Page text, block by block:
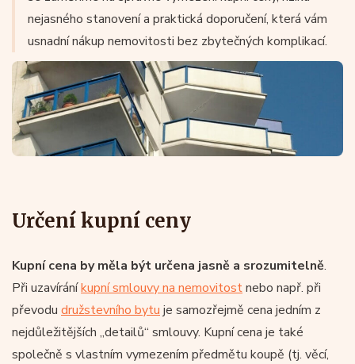
nejasného stanovení a praktická doporučení, která vám
usnadní nákup nemovitosti bez zbytečných komplikací.
Určení kupní ceny
Kupní cena by měla být určena jasně a srozumitelně.
Při uzavíráníkupní smlouvy na nemovitostnebo např. při
převodu družstevního bytu je samozřejmě cena jedním z
nejdůležitějších „detailů“ smlouvy. Kupní cena je také
společně s vlastním vymezením předmětu koupě (tj. věcí,